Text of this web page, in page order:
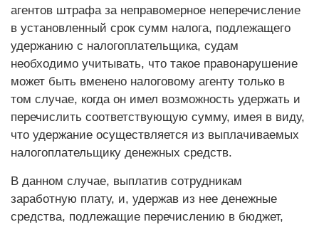
агентов штрафа за неправомерное неперечисление
в установленный срок сумм налога, подлежащего
удержанию с налогоплательщика, судам
необходимо учитывать, что такое правонарушение
может быть вменено налоговому агенту только в
том случае, когда он имел возможность удержать и
перечислить соответствующую сумму, имея в виду,
что удержание осуществляется из выплачиваемых
налогоплательщику денежных средств.
В данном случае, выплатив сотрудникам
заработную плату, и, удержав из нее денежные
средства, подлежащие перечислению в бюджет,